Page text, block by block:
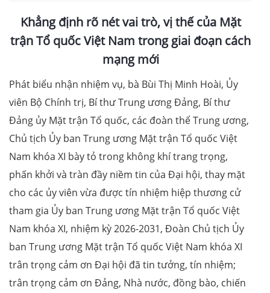
Khẳng định rõ nét vai trò, vị thế của Mặt
trận Tổ quốc Việt Nam trong giai đoạn cách
mạng mới
Phát biểu nhận nhiệm vụ, bà Bùi Thị Minh Hoài, Ủy
viên Bộ Chính trị, Bí thư Trung ương Đảng, Bí thư
Đảng ủy Mặt trận Tổ quốc, các đoàn thể Trung ương,
Chủ tịch Ủy ban Trung ương Mặt trận Tổ quốc Việt
Nam khóa XI bày tỏ trong không khí trang trọng,
phấn khởi và tràn đầy niềm tin của Đại hội, thay mặt
cho các ủy viên vừa được tín nhiệm hiệp thương cử
tham gia Ủy ban Trung ương Mặt trận Tổ quốc Việt
Nam khóa XI, nhiệm kỳ 2026-2031, Đoàn Chủ tịch Ủy
ban Trung ương Mặt trận Tổ quốc Việt Nam khóa XI
trân trọng cảm ơn Đại hội đã tin tưởng, tín nhiệm;
trân trọng cảm ơn Đảng, Nhà nước, đồng bào, chiến